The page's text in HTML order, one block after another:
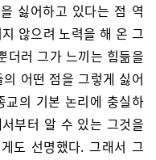
싫어하고 있다는 점 역
않으려 노력을 해 온 그
더러 그가 느끼는 힘듦을
어떤 점을 그렇게 싫어
교의 기본 논리에 충실하
부터 알 수 있는 그것을
도 선명했다. 그래서 그